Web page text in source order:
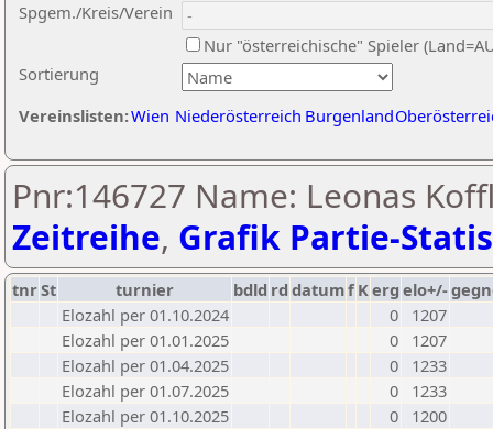
Sortierung
Spgem./Kreis/Verein
Nur "österreichische" Spieler
Vereinslisten:Wien Niederösterreich Burgenland
Pnr:146727 Name: Leonas
Zeitreihe, Grafik Partie-
tnrSt turnier bdld rd datumf Kerg elo+/-
Elozahl per 01.10.2024
0
1207
Elozahl per 01.01.2025
0
1207
Elozahl per 01.04.2025
0
1233
Elozahl per 01.07.2025
0
1233
Elozahl per 01.10.2025
0
1200